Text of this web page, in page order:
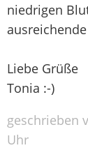
niedrigen
ausreichende
Liebe Grüße
Tonia :-)
geschrieben
Uhr